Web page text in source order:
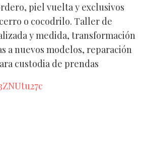
piel vuelta y exclusivos
o cocodrilo. Taller de
y medida, transformación
a nuevos modelos, reparación
custodia de prendas